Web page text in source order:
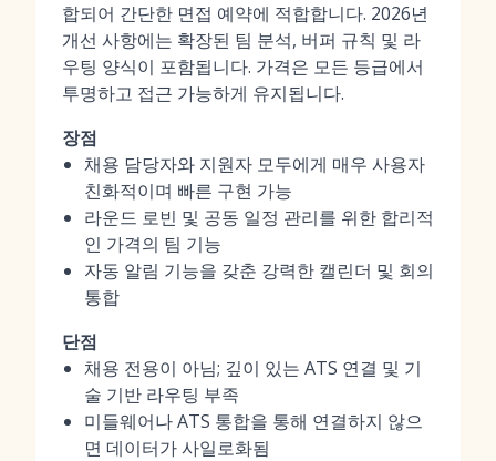
합되어 간단한 면접 예약에 적합합니다. 2026년
개선 사항에는 확장된 팀 분석, 버퍼 규칙 및 라
우팅 양식이 포함됩니다. 가격은 모든 등급에서
투명하고 접근 가능하게 유지됩니다.
장점
채용 담당자와 지원자 모두에게 매우 사용자
친화적이며 빠른 구현 가능
라운드 로빈 및 공동 일정 관리를 위한 합리적
인 가격의 팀 기능
자동 알림 기능을 갖춘 강력한 캘린더 및 회의
통합
단점
채용 전용이 아님; 깊이 있는 ATS 연결 및 기
술 기반 라우팅 부족
미들웨어나 ATS 통합을 통해 연결하지 않으
면 데이터가 사일로화됨